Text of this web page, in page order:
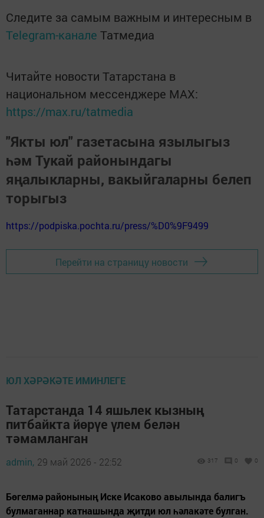
Следите за самым важным и интересным в
Telegram-канале Татмедиа
Читайте новости Татарстана в
национальном мессенджере MАХ:
https://max.ru/tatmedia
"Якты юл" газетасына язылыгыз
һәм Тукай районындагы
яңалыкларны, вакыйгаларны белеп
торыгыз
https://podpiska.pochta.ru/press/%D0%9F9499
Перейти на страницу новости
ЮЛ ХӘРӘКӘТЕ ИМИНЛЕГЕ
Татарстанда 14 яшьлек кызның
питбайкта йөрүе үлем белән
тәмамланган
admin, 29 май 2026 - 22:52 317 0 0
Бөгелмә районының Иске Исаково авылында балигъ
булмаганнар катнашында җитди юл һәлакәте булган.